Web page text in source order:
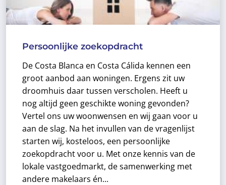
Persoonlijke zoekopdracht
De Costa Blanca en Costa Cálida kennen een
groot aanbod aan woningen. Ergens zit uw
droomhuis daar tussen verscholen. Heeft u
nog altijd geen geschikte woning gevonden?
Vertel ons uw woonwensen en wij gaan voor u
aan de slag. Na het invullen van de vragenlijst
starten wij, kosteloos, een persoonlijke
zoekopdracht voor u. Met onze kennis van de
lokale vastgoedmarkt, de samenwerking met
andere makelaars én...